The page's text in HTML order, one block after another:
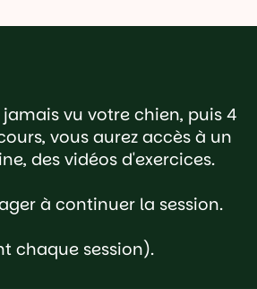
vu votre chien, puis 4
vous aurez accès à un
des vidéos d'exercices.
à continuer la session.
chaque session).​